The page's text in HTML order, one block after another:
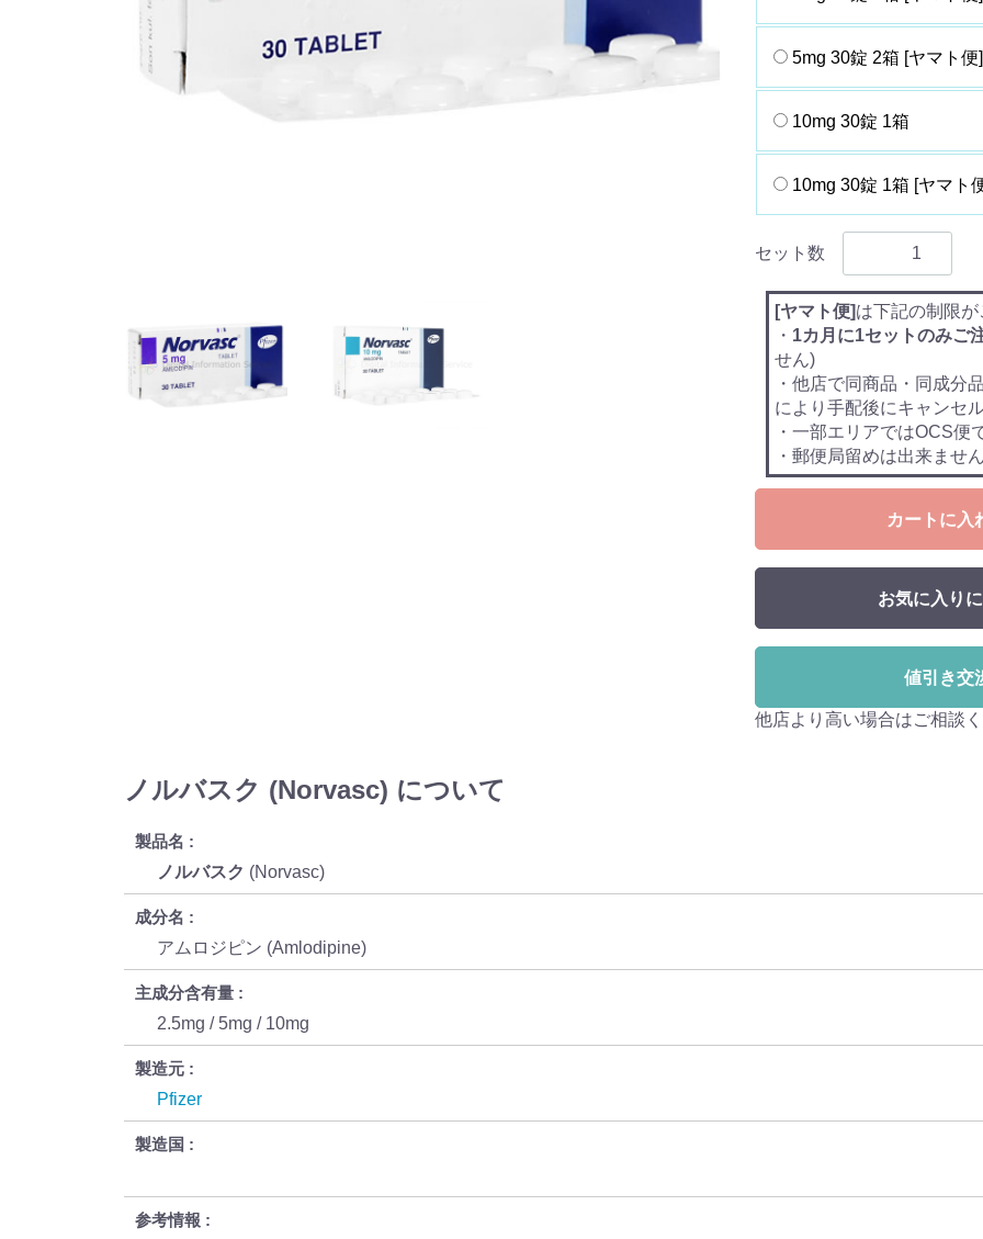
5mg 30錠 2箱 [ヤマト便]
10mg 30錠 1箱
10mg 30錠 1箱 [ヤマト
セット数
[ヤマト便]は下記の制限
・ 1カ月に1セットのみご
せん)
・他店で同商品・同成分
により手配後にキャンセ
・一部エリアではOCS便
・郵便局留めは出来ません
カートに入
お気に入り
値引き交
他店より高い場合はご相談
ノルバスク (Norvasc) について
製品名
ノルバスク (Norvasc)
成分名
アムロジピン (Amlodipine)
主成分含有量
2.5mg / 5mg / 10mg
製造元
Pfizer
製造国
参考情報